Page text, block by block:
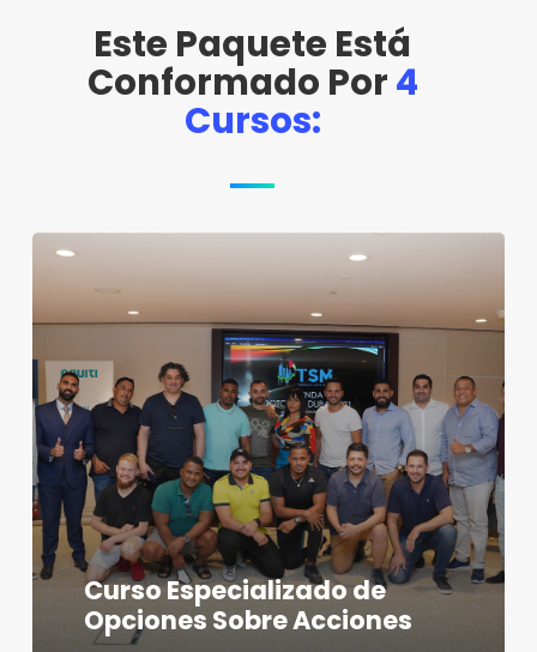
Este Paquete Está
Conformado Por4
Cursos:
Curso Especializado de
Opciones Sobre Acciones